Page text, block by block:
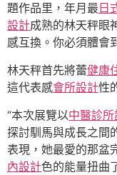
題作品里，年月最 日
設計成熟的林天秤眼
感互換。你必須體會
林天秤首先將蕾健康
這代表感會所設計性
“本次展覽以中醫診
探討馴馬與成長之間
表現，她最愛的那盆
內設計色的能量扭曲